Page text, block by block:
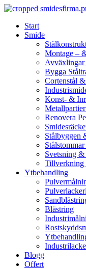
Skip
contentStart
Smide
Montage –
Bygga
Cortenstål
Konst- &
Renovera
Stålbyggen
Svetsning &
Tillverkning
Ytbehandling
Blästring
Blogg
Offert